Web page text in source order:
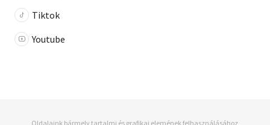
Tiktok
Youtube
Oldalaink bármely tartalmi és grafikai elemének felhasználásához